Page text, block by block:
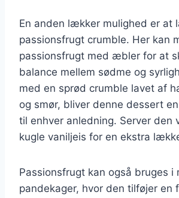
En anden lækker mulighed er at
passionsfrugt crumble. Her kan
passionsfrugt med æbler for at
balance mellem sødme og
med en sprød crumble lavet af
og smør, bliver denne dessert
til enhver anledning. Server den
kugle vaniljeis for en ekstra
Passionsfrugt kan også bruges i
pandekager, hvor den tilføjer en